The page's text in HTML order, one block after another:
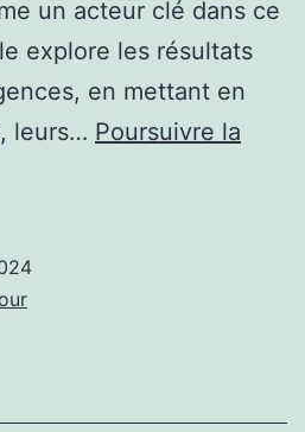
un acteur clé dans ce
explore les résultats
en mettant en
leurs… Poursuivre la